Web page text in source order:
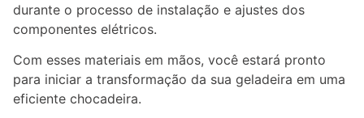
durante o processo de instalação e ajustes dos
componentes elétricos.
Com esses materiais em mãos, você estará pronto
para iniciar a transformação da sua geladeira em uma
eficiente chocadeira.